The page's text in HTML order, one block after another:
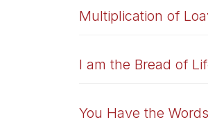
Multiplication of
I am the Bread of
You Have the